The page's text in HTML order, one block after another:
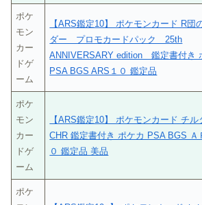
ポケ
モン
カー
ドゲ
ーム
【ARS鑑定10】 ポケモンカード R団
ダー プロモカードパック 25th
ANNIVERSARY edition 鑑定書付き
PSA BGS ARS１０ 鑑定品
ポケ
モン
カー
ドゲ
ーム
【ARS鑑定10】 ポケモンカード チル
CHR 鑑定書付き ポケカ PSA BGS Ａ
０ 鑑定品 美品
ポケ